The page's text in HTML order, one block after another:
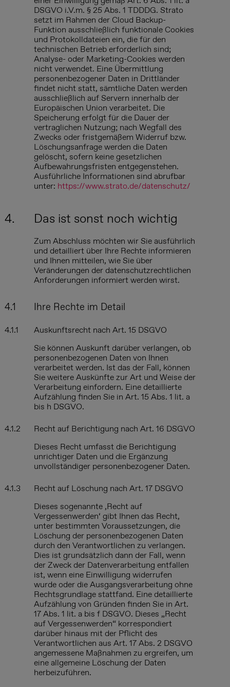
DSGVO i.V.m. § 25 Abs. 1 TDDDG. Strato
setzt im Rahmen der Cloud Backup-
Funktion ausschließlich funktionale Cookies
und Protokolldateien ein, die für den
technischen Betrieb erforderlich sind;
Analyse- oder Marketing-Cookies werden
nicht verwendet. Eine Übermittlung
personenbezogener Daten in Drittländer
findet nicht statt, sämtliche Daten werden
ausschließlich auf Servern innerhalb der
Europäischen Union verarbeitet. Die
Speicherung erfolgt für die Dauer der
vertraglichen Nutzung; nach Wegfall des
Zwecks oder fristgemäßem Widerruf bzw.
Löschungsanfrage werden die Daten
gelöscht, sofern keine gesetzlichen
Aufbewahrungsfristen entgegenstehen.
Ausführliche Informationen sind abrufbar
unter: https://www.strato.de/datenschutz/
4. Das ist sonst noch wichtig
Zum Abschluss möchten wir Sie ausführlich
und detailliert über Ihre Rechte informieren
und Ihnen mitteilen, wie Sie über
Veränderungen der datenschutzrechtlichen
Anforderungen informiert werden wirst.
4.1 Ihre Rechte im Detail
4.1.1
Auskunftsrecht nach Art. 15 DSGVO
Sie können Auskunft darüber verlangen, ob
personenbezogenen Daten von Ihnen
verarbeitet werden. Ist das der Fall, können
Sie weitere Auskünfte zur Art und Weise der
Verarbeitung einfordern. Eine detaillierte
Aufzählung finden Sie in Art. 15 Abs. 1 lit. a
bis h DSGVO.
4.1.2
Recht auf Berichtigung nach Art. 16 DSGVO
Dieses Recht umfasst die Berichtigung
unrichtiger Daten und die Ergänzung
unvollständiger personenbezogener Daten.
4.1.3
Recht auf Löschung nach Art. 17 DSGVO
Dieses sogenannte ‚Recht auf
Vergessenwerden‘ gibt Ihnen das Recht,
unter bestimmten Voraussetzungen, die
Löschung der personenbezogenen Daten
durch den Verantwortlichen zu verlangen.
Dies ist grundsätzlich dann der Fall, wenn
der Zweck der Datenverarbeitung entfallen
ist, wenn eine Einwilligung widerrufen
wurde oder die Ausgangsverarbeitung ohne
Rechtsgrundlage stattfand. Eine detaillierte
Aufzählung von Gründen finden Sie in Art.
17 Abs. 1 lit. a bis f DSGVO. Dieses „Recht
auf Vergessenwerden“ korrespondiert
darüber hinaus mit der Pflicht des
Verantwortlichen aus Art. 17 Abs. 2 DSGVO
angemessene Maßnahmen zu ergreifen, um
eine allgemeine Löschung der Daten
herbeizuführen.